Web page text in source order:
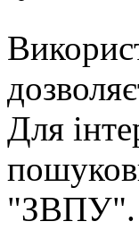
Для
"ЗВПУ".